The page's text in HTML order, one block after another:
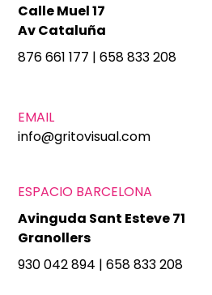
Calle Muel 17
Av Cataluña
876 661 177 | 658 833 208
EMAIL
info@gritovisual.com
ESPACIO BARCELONA
Avinguda Sant Esteve 71
Granollers
930 042 894 | 658 833 208